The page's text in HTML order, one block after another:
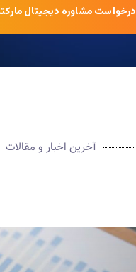
درخواست مشاوره دیجیتال
آخرین اخبار و مقالات